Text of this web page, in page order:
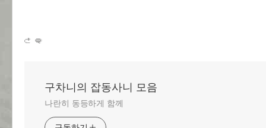
구차니의 잡동사니 모음
나란히 동등하게 함께